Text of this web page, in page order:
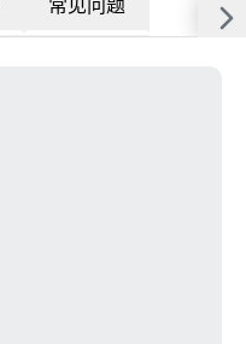
常见问题